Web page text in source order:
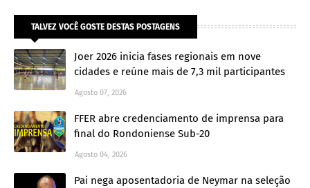
TALVEZ VOCÊ GOSTE DESTAS POSTAGENS
Joer 2026 inicia fases regionais em nove
cidades e reúne mais de 7,3 mil participantes
Agosto 07, 2026
FFER abre credenciamento de imprensa para
final do Rondoniense Sub-20
Agosto 04, 2026
Pai nega aposentadoria de Neymar na seleção